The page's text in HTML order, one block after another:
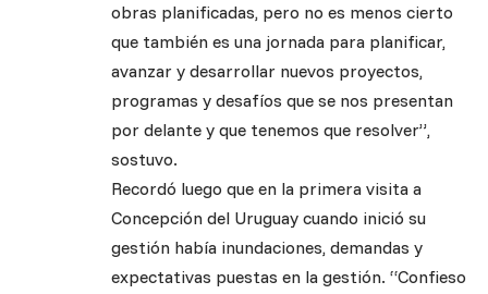
obras planificadas, pero no es menos cierto
que también es una jornada para planificar,
avanzar y desarrollar nuevos proyectos,
programas y desafíos que se nos presentan
por delante y que tenemos que resolver”,
sostuvo.
Recordó luego que en la primera visita a
Concepción del Uruguay cuando inició su
gestión había inundaciones, demandas y
expectativas puestas en la gestión. “Confieso